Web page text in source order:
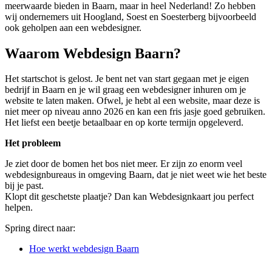
meerwaarde bieden in Baarn, maar in heel Nederland! Zo hebben
wij ondernemers uit Hoogland, Soest en Soesterberg bijvoorbeeld
ook geholpen aan een webdesigner.
Waarom Webdesign Baarn?
Het startschot is gelost. Je bent net van start gegaan met je eigen
bedrijf in Baarn en je wil graag een webdesigner inhuren om je
website te laten maken. Ofwel, je hebt al een website, maar deze is
niet meer op niveau anno 2026 en kan een fris jasje goed gebruiken.
Het liefst een beetje betaalbaar en op korte termijn opgeleverd.
Het probleem
Je ziet door de bomen het bos niet meer. Er zijn zo enorm veel
webdesignbureaus in omgeving Baarn, dat je niet weet wie het beste
bij je past.
Klopt dit geschetste plaatje? Dan kan Webdesignkaart jou perfect
helpen.
Spring direct naar:
Hoe werkt webdesign Baarn